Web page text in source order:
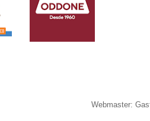
Webmaster: